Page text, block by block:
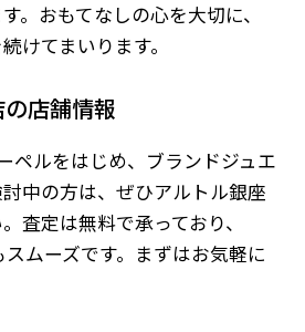
。おもてなしの心を大切に、
けてまいります。
店舗情報
ペルをはじめ、ブランドジュエ
中の方は、ぜひアルトル銀座
査定は無料で承っており、
ムーズです。まずはお気軽に